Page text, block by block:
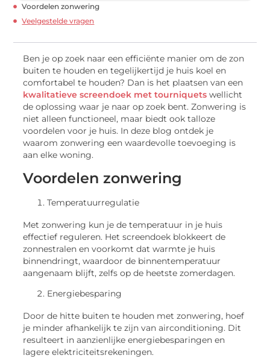
Voordelen zonwering
Veelgestelde vragen
Ben je op zoek naar een efficiënte manier om de zon
buiten te houden en tegelijkertijd je huis koel en
comfortabel te houden? Dan is het plaatsen van een
kwalitatieve screendoek met tourniquets wellicht
de oplossing waar je naar op zoek bent. Zonwering is
niet alleen functioneel, maar biedt ook talloze
voordelen voor je huis. In deze blog ontdek je
waarom zonwering een waardevolle toevoeging is
aan elke woning.
Voordelen zonwering
Temperatuurregulatie
Met zonwering kun je de temperatuur in je huis
effectief reguleren. Het screendoek blokkeert de
zonnestralen en voorkomt dat warmte je huis
binnendringt, waardoor de binnentemperatuur
aangenaam blijft, zelfs op de heetste zomerdagen.
Energiebesparing
Door de hitte buiten te houden met zonwering, hoef
je minder afhankelijk te zijn van airconditioning. Dit
resulteert in aanzienlijke energiebesparingen en
lagere elektriciteitsrekeningen.